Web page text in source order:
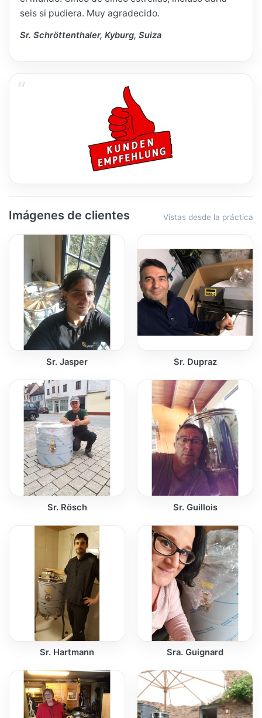
seis si pudiera. Muy agradecido.
Sr. Schröttenthaler, Kyburg, Suiza
Imágenes de clientes Vistas desde la práctica
Sr. Jasper Sr. Dupraz
Sr. Rösch Sr. Guillois
Sr. Hartmann Sra. Guignard